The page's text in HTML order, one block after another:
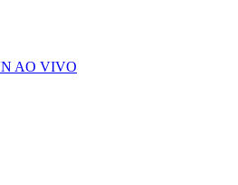
AO VIVO